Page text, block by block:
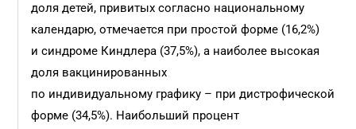
доля детей, привитых согласно национальному
календарю, отмечается при простой форме (16,2%)
и синдроме Киндлера (37,5%), а наиболее высокая
доля вакцинированных
по индивидуальному графику – при дистрофической
форме (34,5%). Наибольший процент